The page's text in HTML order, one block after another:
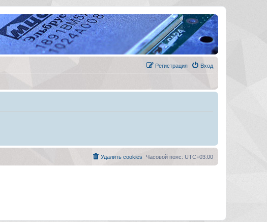
Вход
Регистрация
Часовой пояс: UTC+03:00
Удалить cookies